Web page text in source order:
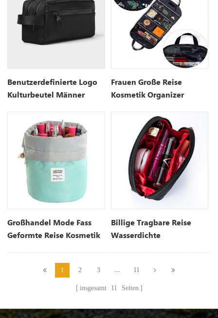
Benutzerdefinierte Logo
Kulturbeutel Männer
Frauen Große Reise
Kosmetik Organizer
Großhandel Mode Fass
Geformte Reise Kosmetik
Billige Tragbare Reise
Wasserdichte
1 2 3 ... 11
insgesamt 11 Seiten